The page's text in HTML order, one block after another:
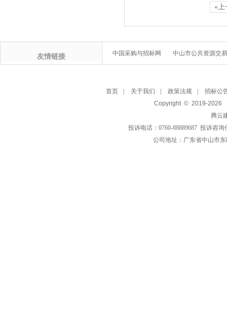
«上
友情链接 中国采购与招标网 中山市公共资源交
首页 关于我们 政策法规
招标公
Copyright © 2019-2026
腾云
投诉电话：0760-88889687 投诉咨
公司地址：广东省中山市